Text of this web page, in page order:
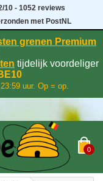
/10 - 1052 reviews
met PostNL
grenen Premium
tijdelijk voordeliger
uur. Op = op.
0